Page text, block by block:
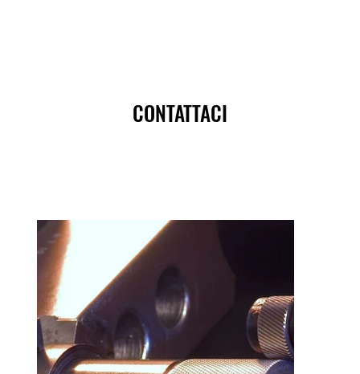
CONTATTACI
CONTATTACI